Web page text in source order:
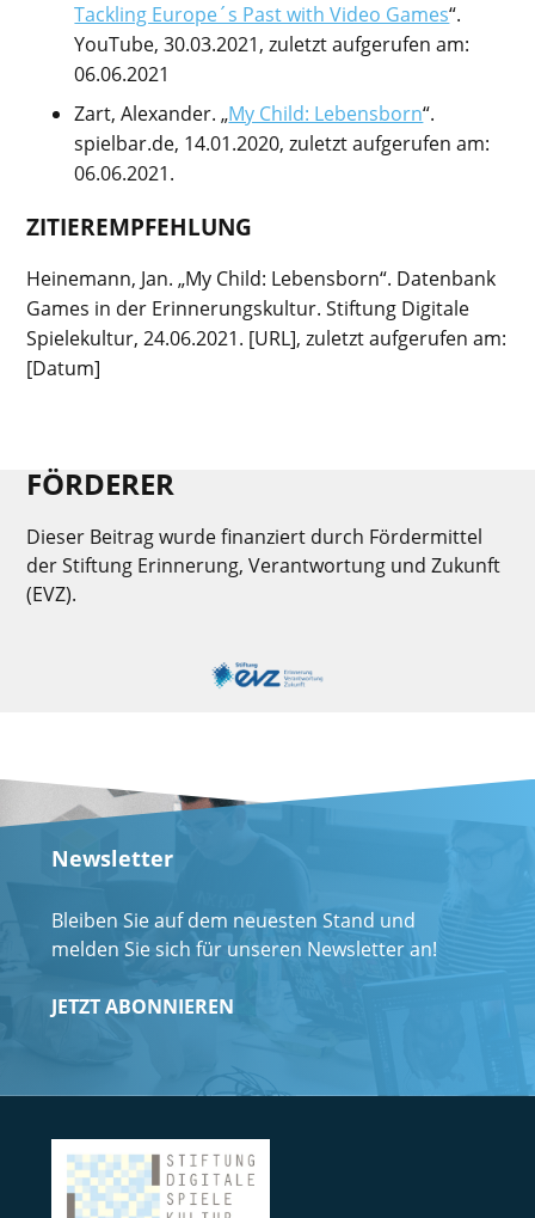
Tackling Europe´s Past with Video Games“.
YouTube, 30.03.2021, zuletzt aufgerufen am:
06.06.2021
Zart, Alexander. „My Child: Lebensborn“.
spielbar.de, 14.01.2020, zuletzt aufgerufen am:
06.06.2021.
ZITIEREMPFEHLUNG
Heinemann, Jan. „My Child: Lebensborn“. Datenbank
Games in der Erinnerungskultur. Stiftung Digitale
Spielekultur, 24.06.2021. [URL], zuletzt aufgerufen am:
[Datum]
FÖRDERER
Dieser Beitrag wurde finanziert durch Fördermittel
der Stiftung Erinnerung, Verantwortung und Zukunft
(EVZ).
Newsletter
Bleiben Sie auf dem neuesten Stand und
melden Sie sich für unseren Newsletter an!
JETZT ABONNIEREN